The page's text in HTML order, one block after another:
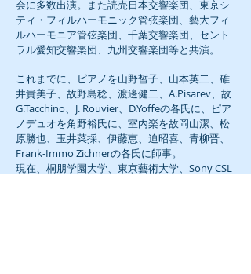
会に多数出演。また読売日本交響楽団、東京シ
ティ・フィルハーモニック管弦楽団、藝大フィ
ルハーモニア管弦楽団、千葉交響楽団、セント
ラル愛知交響楽団、九州交響楽団等と共演。
これまでに、ピアノを山野皙子、山本英二、碓
井貴美子、故野島稔、渡邊健二、A.Pisarev、故
G.Tacchino、J. Rouvier、D.Yoffeの各氏に、ピア
ノデュオを角野裕氏に、室内楽を故岡山潔、松
原勝也、玉井菜採、伊藤恵、迫昭喜、青柳晋、
Frank-Immo Zichnerの各氏に師事。
現在、桐朋学園大学、東京藝術大学、Sony CSL